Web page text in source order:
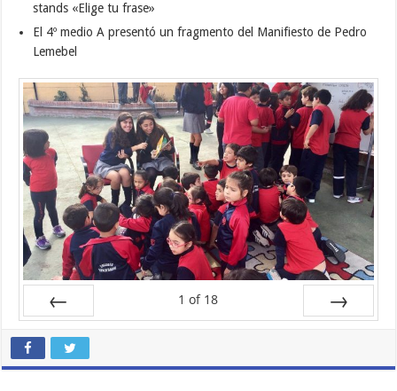
stands «Elige tu frase»
El 4º medio A presentó un fragmento del Manifiesto de Pedro
Lemebel
1 of 18